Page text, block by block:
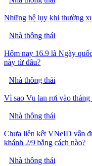
Những hệ lụy khi thường
Nhà thông thái
Hôm nay 16.9 là Ngày
này từ đâu?
Nhà thông thái
Vì sao Vu lan rơi vào
Nhà thông thái
Chưa liên kết VNeID vẫn
khánh 2/9 bằng cách nào?
Nhà thông thái